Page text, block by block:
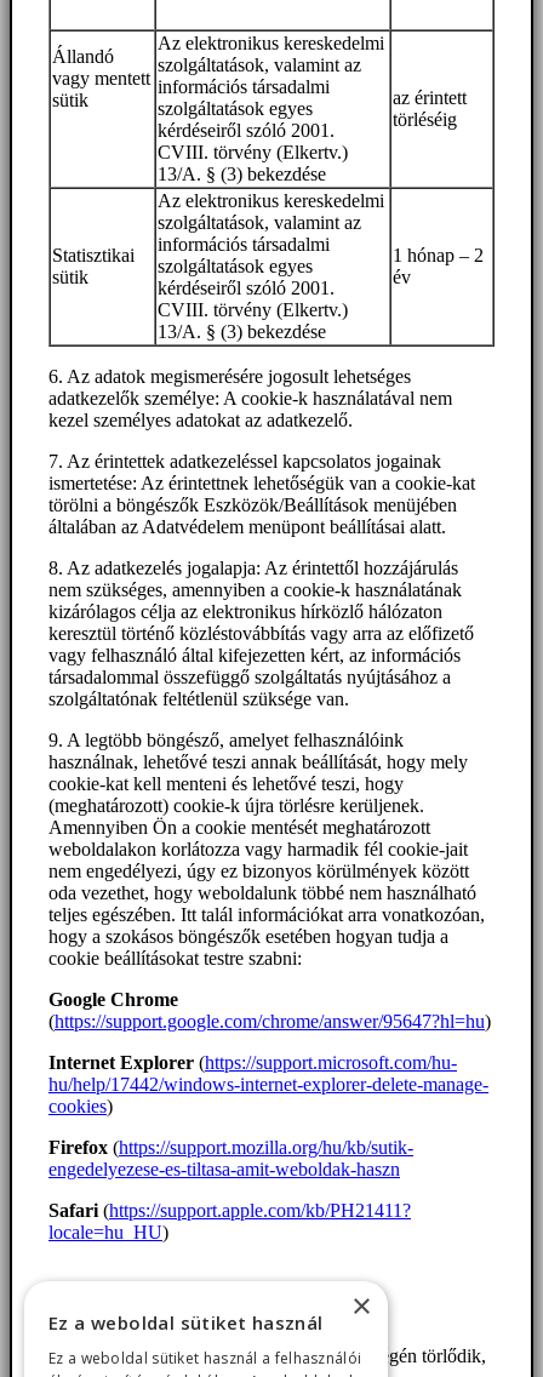
Állandó
vagy mentett
sütik
Az elektronikus kereskedelmi
szolgáltatások, valamint az
információs társadalmi
szolgáltatások egyes
kérdéseiről szóló 2001.
CVIII. törvény (Elkertv.)
13/A. § (3) bekezdése
az érintett
törléséig
Statisztikai
sütik
Az elektronikus kereskedelmi
szolgáltatások, valamint az
információs társadalmi
szolgáltatások egyes
kérdéseiről szóló 2001.
CVIII. törvény (Elkertv.)
13/A. § (3) bekezdése
1 hónap – 2
év
6. Az adatok megismerésére jogosult lehetséges
adatkezelők személye: A cookie-k használatával nem
kezel személyes adatokat az adatkezelő.
7. Az érintettek adatkezeléssel kapcsolatos jogainak
ismertetése: Az érintettnek lehetőségük van a cookie-kat
törölni a böngészők Eszközök/Beállítások menüjében
általában az Adatvédelem menüpont beállításai alatt.
8. Az adatkezelés jogalapja: Az érintettől hozzájárulás
nem szükséges, amennyiben a cookie-k használatának
kizárólagos célja az elektronikus hírközlő hálózaton
keresztül történő közléstovábbítás vagy arra az előfizető
vagy felhasználó által kifejezetten kért, az információs
társadalommal összefüggő szolgáltatás nyújtásához a
szolgáltatónak feltétlenül szüksége van.
9. A legtöbb böngésző, amelyet felhasználóink
használnak, lehetővé teszi annak beállítását, hogy mely
cookie-kat kell menteni és lehetővé teszi, hogy
(meghatározott) cookie-k újra törlésre kerüljenek.
Amennyiben Ön a cookie mentését meghatározott
weboldalakon korlátozza vagy harmadik fél cookie-jait
nem engedélyezi, úgy ez bizonyos körülmények között
oda vezethet, hogy weboldalunk többé nem használható
teljes egészében. Itt talál információkat arra vonatkozóan,
hogy a szokásos böngészők esetében hogyan tudja a
cookie beállításokat testre szabni:
Google Chrome
(https://support.google.com/chrome/answer/95647?hl=hu)
Internet Explorer (https://support.microsoft.com/hu-
hu/help/17442/windows-internet-explorer-delete-manage-
cookies)
Firefox (https://support.mozilla.org/hu/kb/sutik-
engedelyezese-es-tiltasa-amit-weboldak-haszn
Safari (https://support.apple.com/kb/PH21411?
locale=hu_HU)
Az egyes cookie-k felsorolása.
1. woocommerce_cart_hash munkamenet végén törlődik,
×
Ez a weboldal sütiket használ
Ez a weboldal sütiket használ a felhasználói